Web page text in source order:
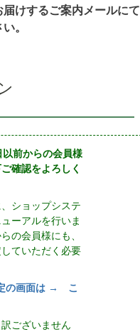
するご案内メールにて
。
前からの会員様
確認をよろしく
ショップシステ
ーアルを行いま
の会員様にも、
ていただく必要
の画面は → こ
ございません